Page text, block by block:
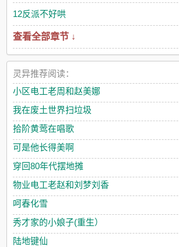
12反派不好哄
查看全部章节 ↓
灵异推荐阅读：
小区电工老周和赵美娜
我在废土世界扫垃圾
拾阶黄莺在唱歌
可是他长得美啊
穿回80年代摆地摊
物业电工老赵和刘梦刘香
呵春化雪
秀才家的小娘子(重生）
陆地键仙